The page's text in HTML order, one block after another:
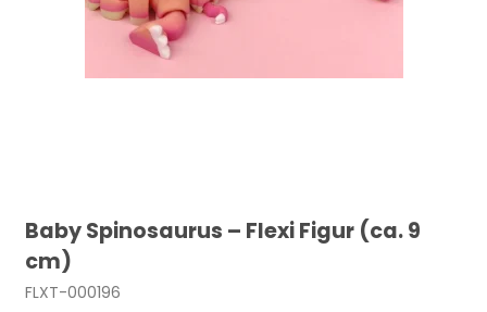
Baby Spinosaurus – Flexi Figur (ca. 9
cm)
FLXT-000196